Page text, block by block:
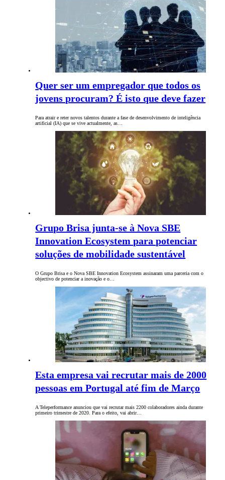
Quer ser um empregador que todos os
jovens procuram? É isto que deve fazer
Para atrair e reter novos talentos durante a fase de desenvolvimento de inteligência
artificial (IA) que se vive actualmente, as…
Grupo Brisa junta-se à Nova SBE
Innovation Ecosystem para potenciar
soluções de mobilidade sustentável
O Grupo Brisa e o Nova SBE Innovation Ecosystem assinaram uma parceria com o
objectivo de potenciar a inovação e o…
Esta empresa vai recrutar mais de 2000
pessoas em Portugal até fim de Março
A Teleperformance anunciou que vai recrutar mais 2200 colaboradores ainda durante
primeiro trimestre de 2020. Para o efeito, vai abrir…